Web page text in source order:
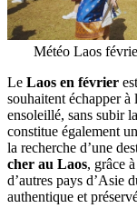
Météo Laos
Le Laos en février
souhaitent échapper
ensoleillé, sans subir
constitue également
la recherche d’une
cher au Laos, grâce
d’autres pays d’Asie
authentique et